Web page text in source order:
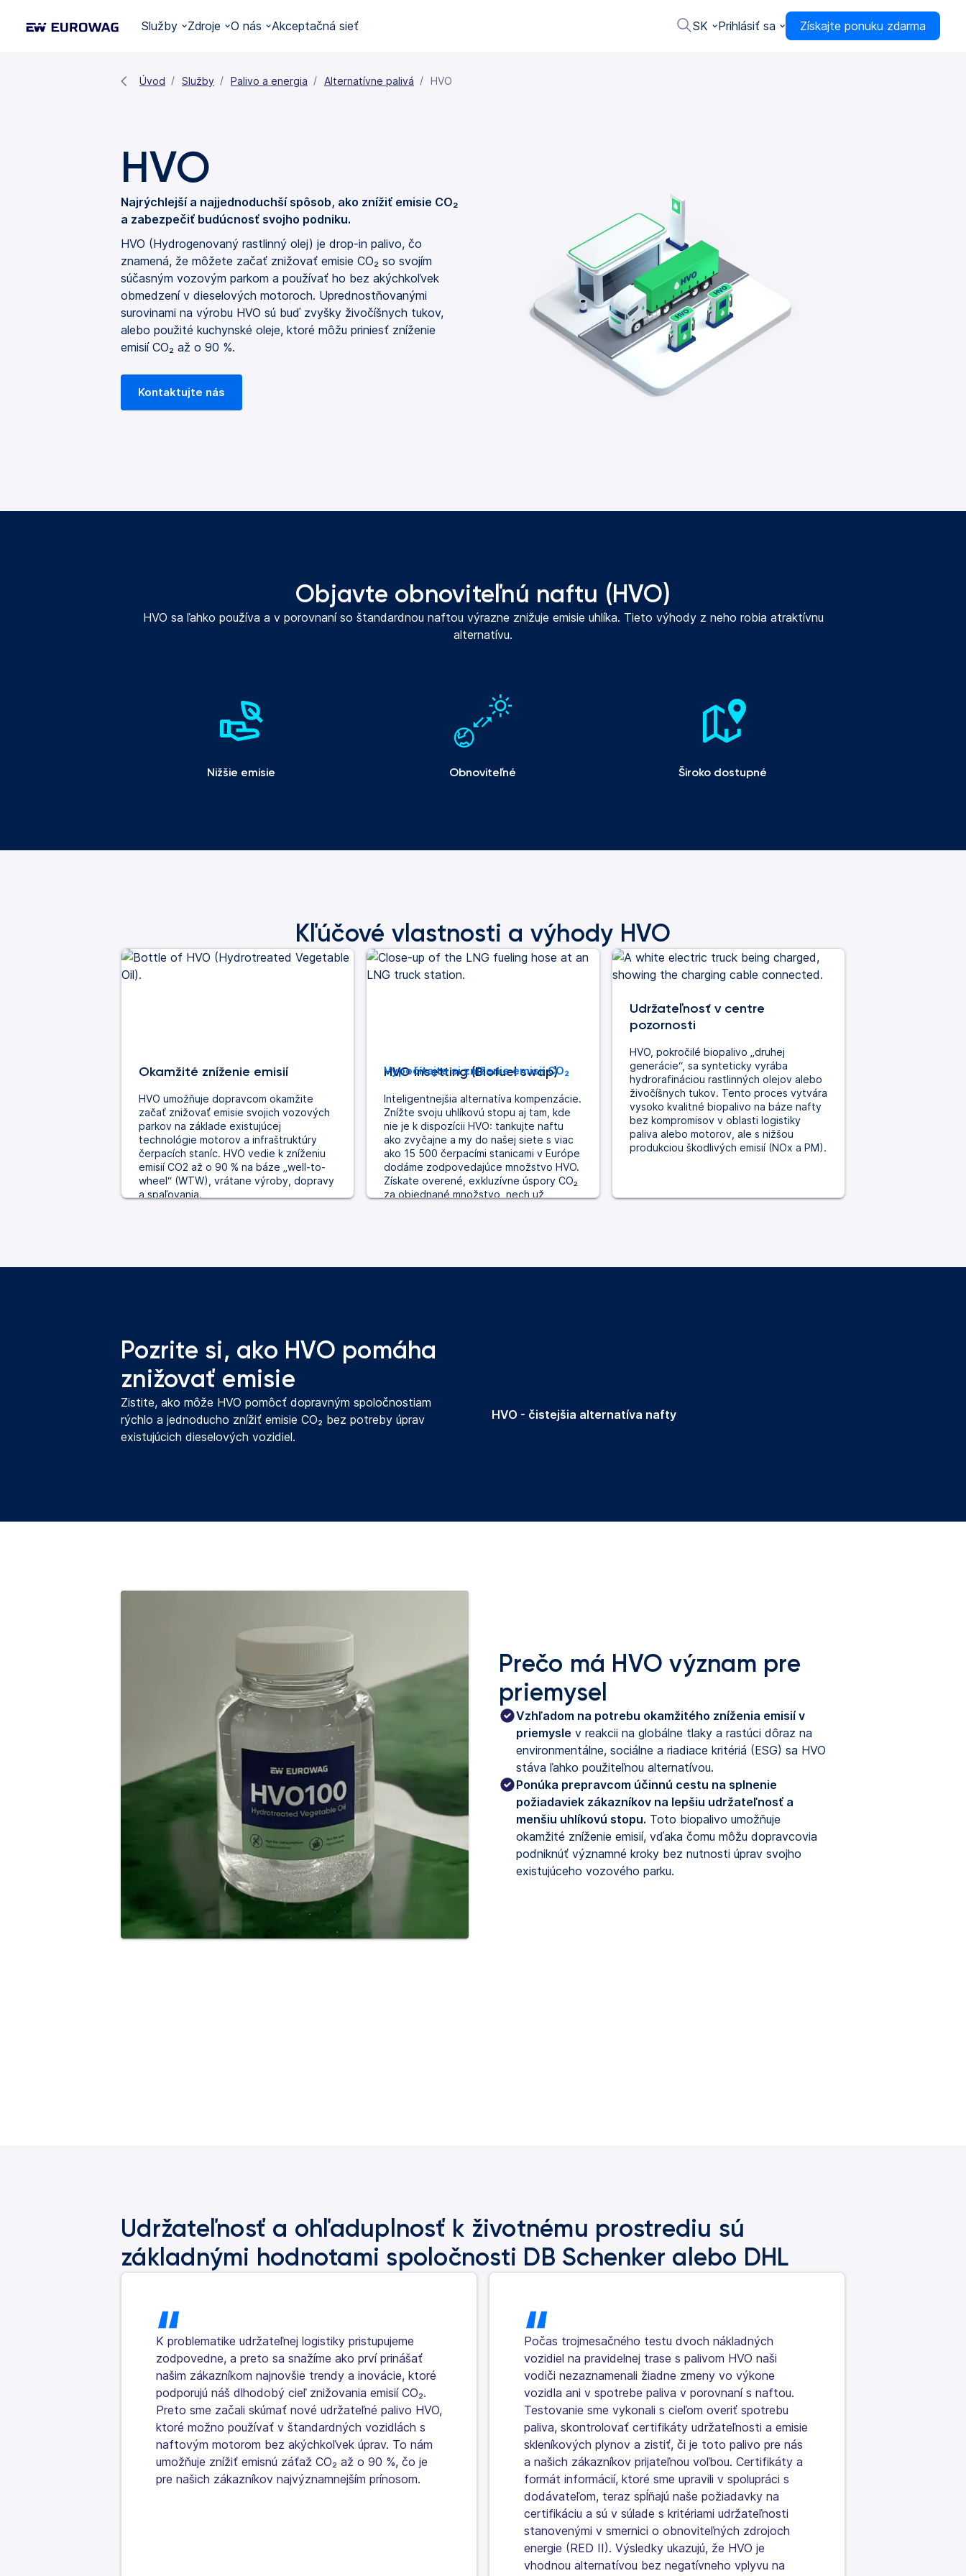
Služby Zdroje O nás Akceptačná sieť SK Prihlásiť sa Získajte ponuku zdarma
Úvod Služby Palivo a energia Alternatívne palivá HVO
HVO
Najrýchlejší a najjednoduchší spôsob, ako znížiť emisie CO₂
a zabezpečiť budúcnosť svojho podniku.
HVO (Hydrogenovaný rastlinný olej) je drop-in palivo, čo
znamená, že môžete začať znižovať emisie CO₂ so svojím
súčasným vozovým parkom a používať ho bez akýchkoľvek
obmedzení v dieselových motoroch. Uprednostňovanými
surovinami na výrobu HVO sú buď zvyšky živočíšnych tukov,
alebo použité kuchynské oleje, ktoré môžu priniesť zníženie
emisií CO₂ až o 90 %.
Kontaktujte nás
Objavte obnoviteľnú naftu (HVO)
HVO sa ľahko používa a v porovnaní so štandardnou naftou výrazne znižuje emisie uhlíka. Tieto výhody z neho robia atraktívnu
alternatívu.
Nižšie emisie Obnoviteľné Široko dostupné
Kľúčové vlastnosti a výhody HVO
Okamžité zníženie emisií
HVO umožňuje dopravcom okamžite
začať znižovať emisie svojich vozových
parkov na základe existujúcej
technológie motorov a infraštruktúry
čerpacích staníc. HVO vedie k zníženiu
emisií CO2 až o 90 % na báze „well-to-
wheel“ (WTW), vrátane výroby, dopravy
a spaľovania.
HVO insetting (Biofuel swap)
Inteligentnejšia alternatíva kompenzácie.
Znížte svoju uhlíkovú stopu aj tam, kde
nie je k dispozícii HVO: tankujte naftu
ako zvyčajne a my do našej siete s viac
ako 15 500 čerpacími stanicami v Európe
dodáme zodpovedajúce množstvo HVO.
Získate overené, exkluzívne úspory CO₂
za objednané množstvo, nech už
Vypočítajte si zníženie emisií CO₂
Udržateľnosť v centre
pozornosti
HVO, pokročilé biopalivo „druhej
generácie“, sa synteticky vyrába
hydrorafináciou rastlinných olejov alebo
živočíšnych tukov. Tento proces vytvára
vysoko kvalitné biopalivo na báze nafty
bez kompromisov v oblasti logistiky
paliva alebo motorov, ale s nižšou
produkciou škodlivých emisií (NOx a PM).
Pozrite si, ako HVO pomáha
znižovať emisie
Zistite, ako môže HVO pomôcť dopravným spoločnostiam
rýchlo a jednoducho znížiť emisie CO₂ bez potreby úprav
existujúcich dieselových vozidiel.
HVO - čistejšia alternatíva nafty
Prečo má HVO význam pre
priemysel
Vzhľadom na potrebu okamžitého zníženia emisií v
priemysle v reakcii na globálne tlaky a rastúci dôraz na
environmentálne, sociálne a riadiace kritériá (ESG) sa HVO
stáva ľahko použiteľnou alternatívou.
Ponúka prepravcom účinnú cestu na splnenie
požiadaviek zákazníkov na lepšiu udržateľnosť a
menšiu uhlíkovú stopu. Toto biopalivo umožňuje
okamžité zníženie emisií, vďaka čomu môžu dopravcovia
podniknúť významné kroky bez nutnosti úprav svojho
existujúceho vozového parku.
Udržateľnosť a ohľaduplnosť k životnému prostrediu sú
základnými hodnotami spoločnosti DB Schenker alebo DHL
K problematike udržateľnej logistiky pristupujeme
zodpovedne, a preto sa snažíme ako prví prinášať
našim zákazníkom najnovšie trendy a inovácie, ktoré
podporujú náš dlhodobý cieľ znižovania emisií CO₂.
Preto sme začali skúmať nové udržateľné palivo HVO,
ktoré možno používať v štandardných vozidlách s
naftovým motorom bez akýchkoľvek úprav. To nám
umožňuje znížiť emisnú záťaž CO₂ až o 90 %, čo je
pre našich zákazníkov najvýznamnejším prínosom.
Počas trojmesačného testu dvoch nákladných
vozidiel na pravidelnej trase s palivom HVO naši
vodiči nezaznamenali žiadne zmeny vo výkone
vozidla ani v spotrebe paliva v porovnaní s naftou.
Testovanie sme vykonali s cieľom overiť spotrebu
paliva, skontrolovať certifikáty udržateľnosti a emisie
skleníkových plynov a zistiť, či je toto palivo pre nás
a našich zákazníkov prijateľnou voľbou. Certifikáty a
formát informácií, ktoré sme upravili v spolupráci s
dodávateľom, teraz spĺňajú naše požiadavky na
certifikáciu a sú v súlade s kritériami udržateľnosti
stanovenými v smernici o obnoviteľných zdrojoch
energie (RED II). Výsledky ukazujú, že HVO je
vhodnou alternatívou bez negatívneho vplyvu na